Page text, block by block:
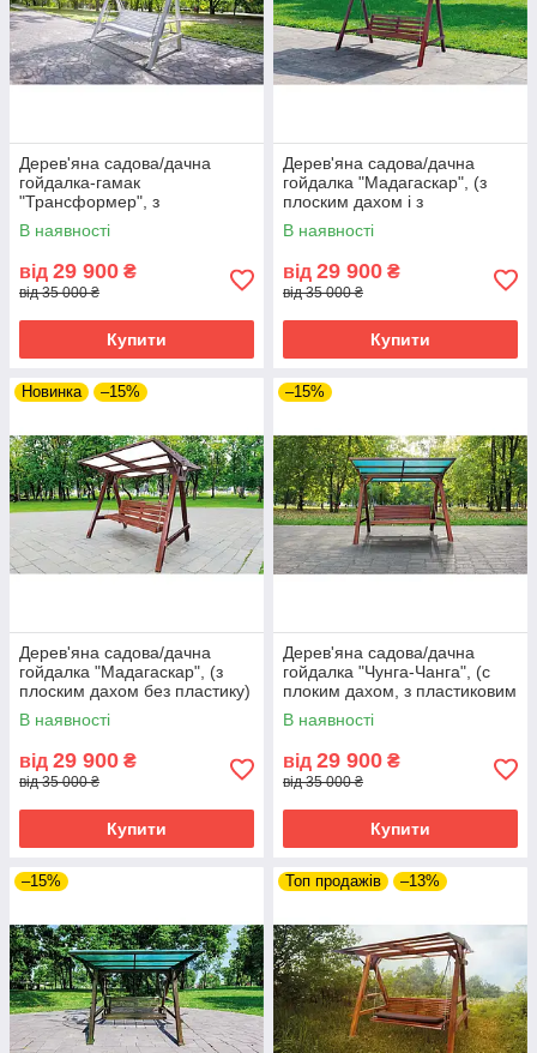
Дерев'яна садова/дачна
гойдалка-гамак
"Трансформер", з
фарбуванням та з плоским
дахом (полікарбонат)
В наявності
від 29 900 ₴
від 35 000 ₴
Купити
Дерев'яна садова/дачна
гойдалка "Мадагаскар", (з
плоским дахом і з
пластиковим шифером)
В наявності
від 29 900 ₴
від 35 000 ₴
Купити
Новинка –15%
Дерев'яна садова/дачна
гойдалка "Мадагаскар", (з
плоским дахом без пластику)
В наявності
від 29 900 ₴
від 35 000 ₴
Купити
–15%
Дерев'яна садова/дачна
гойдалка "Чунга-Чанга", (с
плоким дахом, з пластиковим
шифером) - колір полісандр
В наявності
від 29 900 ₴
від 35 000 ₴
Купити
–15% Топ продажів –13%